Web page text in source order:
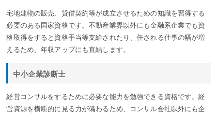
宅地建物の販売、貸借契約等が成立させるための知識を習得する
必要のある国家資格です。不動産業界以外にも金融系企業でも資
格取得をすると資格手当等支給されたり、任される仕事の幅が増
えるため、年収アップにも直結します。
中小企業診断士
経営コンサルをするために必要な能力を勉強できる資格です。経
営資源を横断的に見る力が備わるため、コンサル会社以外にも企